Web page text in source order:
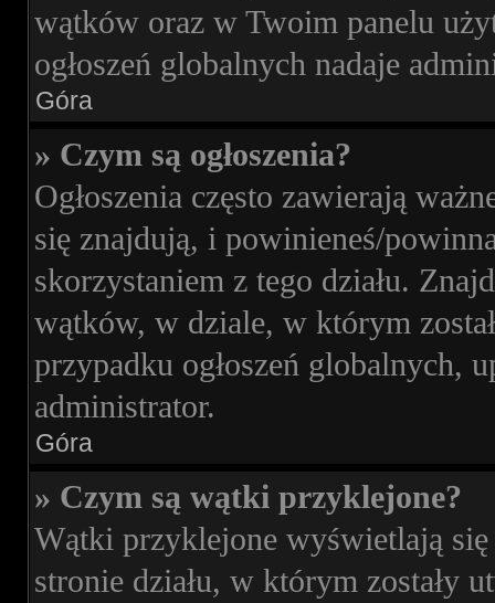
wątków oraz w Twoim panelu
ogłoszeń globalnych nadaje
Góra
» Czym są ogłoszenia?
Ogłoszenia często zawierają
się znajdują, i powinieneś/
skorzystaniem z tego działu.
wątków, w dziale, w którym
przypadku ogłoszeń globalnych,
administrator.
Góra
» Czym są wątki przyklejone?
Wątki przyklejone wyświetlają
stronie działu, w którym zostały